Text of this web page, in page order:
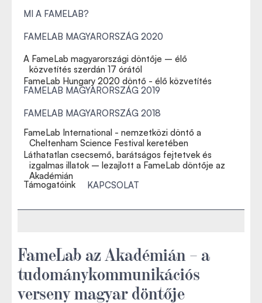
MI A FAMELAB?
FAMELAB MAGYARORSZÁG 2020
A FameLab magyarországi döntője – élő
közvetítés szerdán 17 órától
FameLab Hungary 2020 döntő - élő közvetítés
FAMELAB MAGYARORSZÁG 2019
FAMELAB MAGYARORSZÁG 2018
FameLab International - nemzetközi döntő a
Cheltenham Science Festival keretében
Láthatatlan csecsemő, barátságos fejtetvek és
izgalmas illatok – lezajlott a FameLab döntője az
Akadémián
Támogatóink KAPCSOLAT
FameLab az Akadémián – a
tudománykommunikációs
verseny magyar döntője